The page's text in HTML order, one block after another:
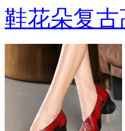
鞋花朵复